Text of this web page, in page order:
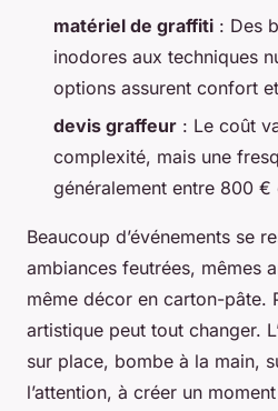
matériel de graffiti : Des
inodores aux techniques
options assurent confort
devis graffeur : Le coût
complexité, mais une
généralement entre 800 €
Beaucoup d’événements se
ambiances feutrées, mêmes
même décor en carton-pâte.
artistique peut tout changer.
sur place, bombe à la main,
l’attention, à créer un